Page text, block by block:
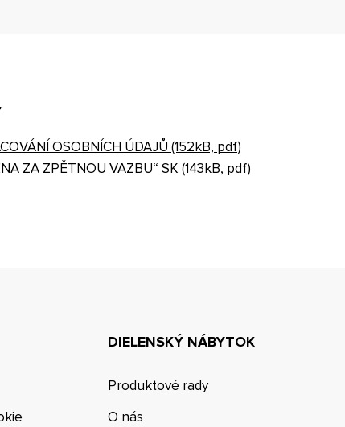
OSOBNÍCH ÚDAJŮ (152kB, pdf)
ZA ZPĚTNOU VAZBU“ SK (143kB, pdf)
DIELENSKÝ NÁBYTOK
Produktové rady
O nás